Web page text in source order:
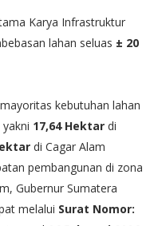
Karya Infrastruktur
lahan seluas ± 20
kebutuhan lahan
17,64 Hektardi
di Cagar Alam
pembangunan di zona
Gubernur Sumatera
melalui Surat Nomor: